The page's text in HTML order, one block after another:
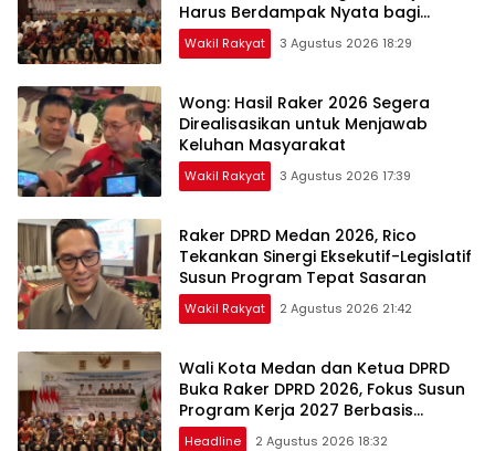
Harus Berdampak Nyata bagi
Masyarakat
Wakil Rakyat 3 Agustus 2026 18:29
Wong: Hasil Raker 2026 Segera
Direalisasikan untuk Menjawab
Keluhan Masyarakat
Wakil Rakyat 3 Agustus 2026 17:39
Raker DPRD Medan 2026, Rico
Tekankan Sinergi Eksekutif-Legislatif
Susun Program Tepat Sasaran
Wakil Rakyat 2 Agustus 2026 21:42
Wali Kota Medan dan Ketua DPRD
Buka Raker DPRD 2026, Fokus Susun
Program Kerja 2027 Berbasis
Digitalisasi dan Inovasi
Headline 2 Agustus 2026 18:32